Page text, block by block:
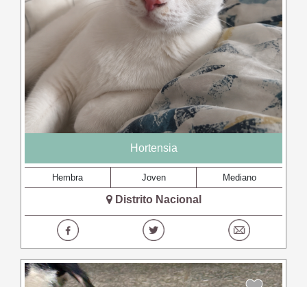
Hortensia
Hembra Joven Mediano
Distrito Nacional